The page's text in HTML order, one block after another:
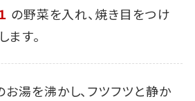
の野菜を入れ、焼き目をつけ
す。
お湯を沸かし、フツフツと静か